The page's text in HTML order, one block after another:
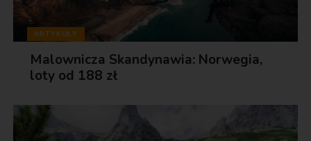
ARTYKUŁY
Malownicza Skandynawia: Norwegia,
loty od 188 zł